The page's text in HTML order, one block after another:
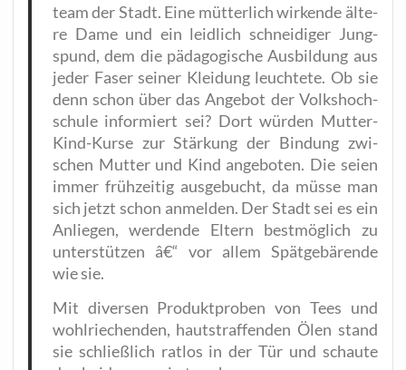
team der Stadt. Eine müt­ter­lich wir­ken­de älte­
re Dame und ein leid­lich schnei­di­ger Jung­
spund, dem die päd­ago­gi­sche Aus­bil­dung aus
jeder Faser sei­ner Klei­dung leuch­te­te. Ob sie
denn schon über das Ange­bot der Volks­hoch­
schu­le infor­miert sei? Dort wür­den Mut­ter-
Kind-Kur­se zur Stär­kung der Bin­dung zwi­
schen Mut­ter und Kind ange­bo­ten. Die sei­en
immer früh­zei­tig aus­ge­bucht, da müs­se man
sich jetzt schon anmel­den. Der Stadt sei es ein
Anlie­gen, wer­den­de Eltern best­mög­lich zu
unter­stüt­zen â€“ vor allem Spät­ge­bä­ren­de
wie sie.
Mit diver­sen Pro­dukt­pro­ben von Tees und
wohl­rie­chen­den, haut­straf­fen­den Ölen stand
sie schließ­lich rat­los in der Tür und schau­te